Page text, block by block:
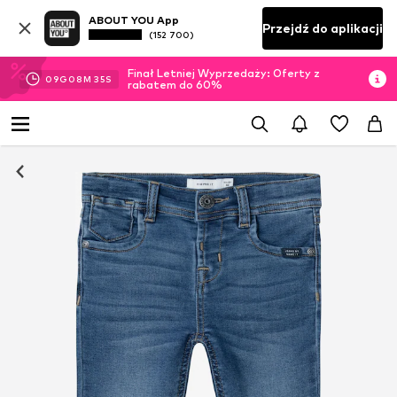
ABOUT YOU App
(152 700) Przejdź do aplikacji
09G 08M 34S
Finał Letniej Wyprzedaży: Oferty z
rabatem do 60%